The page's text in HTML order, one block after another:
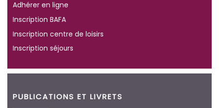
Adhérer en ligne
Inscription BAFA
Inscription centre de loisirs
Inscription séjours
PUBLICATIONS ET LIVRETS